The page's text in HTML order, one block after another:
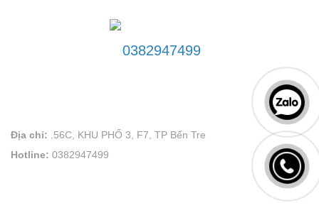
0382947499
Địa chỉ: .56C, KHU PHỐ 3, F7, TP Bến Tre
Hotline: 0382947499